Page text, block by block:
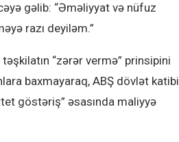
gəlib: “Əməliyyat və nüfuz
razı deyiləm.”
“zərər vermə” prinsipini
baxmayaraq, ABŞ dövlət katibi
göstəriş” əsasında maliyyə